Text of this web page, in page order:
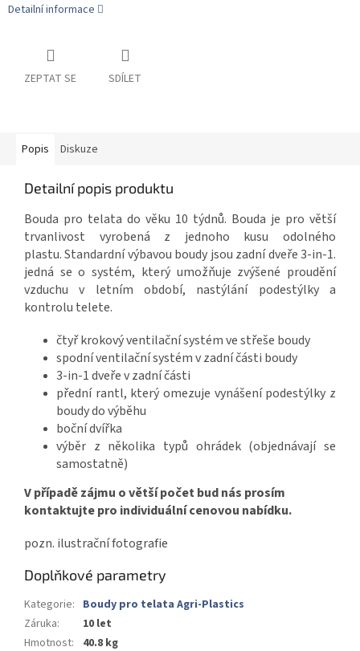
Detailní informace
ZEPTAT SE SDÍLET
Popis Diskuze
Detailní popis produktu
Bouda pro telata do věku 10 týdnů. Bouda je pro větší
trvanlivost vyrobená z jednoho kusu odolného
plastu. Standardní výbavou boudy jsou zadní dveře 3-in-1.
jedná se o systém, který umožňuje zvýšené proudění
vzduchu v letním období, nastýlání podestýlky a
kontrolu telete.
čtyř krokový ventilační systém ve střeše boudy
spodní ventilační systém v zadní části boudy
3-in-1 dveře v zadní části
přední rantl, který omezuje vynášení podestýlky z
boudy do výběhu
boční dvířka
výběr z několika typů ohrádek (objednávají se
samostatně)
V případě zájmu o větší počet bud nás prosím
kontaktujte pro individuální cenovou nabídku.
pozn. ilustrační fotografie
Doplňkové parametry
Kategorie: Boudy pro telata Agri-Plastics
Záruka:
10 let
Hmotnost: 40.8 kg